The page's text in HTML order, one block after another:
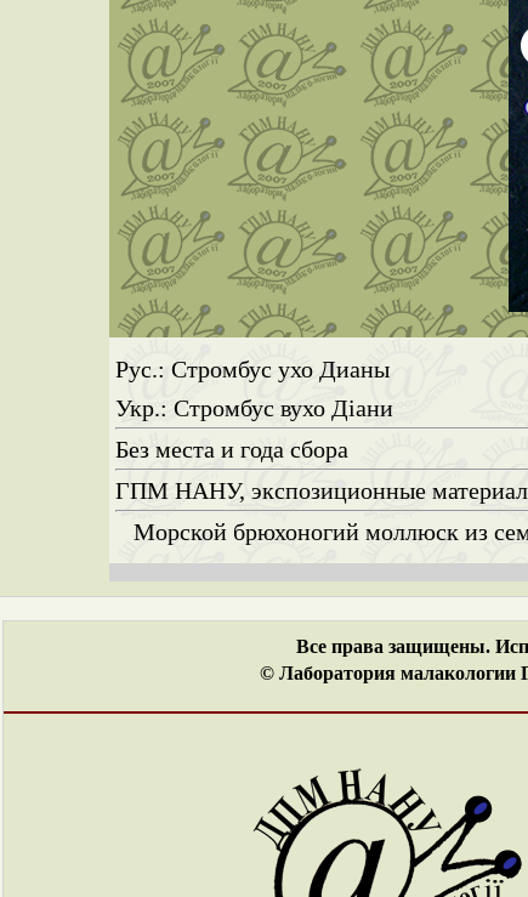
Рус.: Стромбус ухо Дианы
Укр.: Стромбус вухо Діани
Без места и года сбора
ГПМ НАНУ, экспозиционные
Морской брюхоногий моллюск из
Все права защищены.
© Лаборатория малакологии